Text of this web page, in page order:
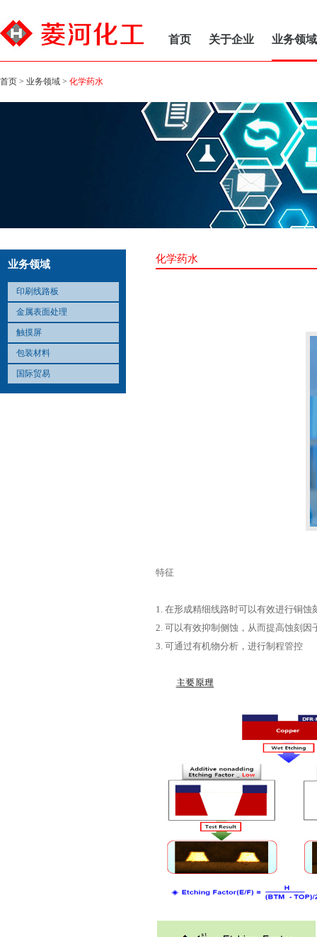
首页 关于企业 业务领域
首页 > 业务领域 > 化学药水
业务领域
印刷线路板
金属表面处理
触摸屏
包装材料
国际贸易
化学药水
特征
1. 在形成精细线路时可以有效进行铜蚀
2. 可以有效抑制侧蚀，从而提高蚀刻因
3. 可通过有机物分析，进行制程管控